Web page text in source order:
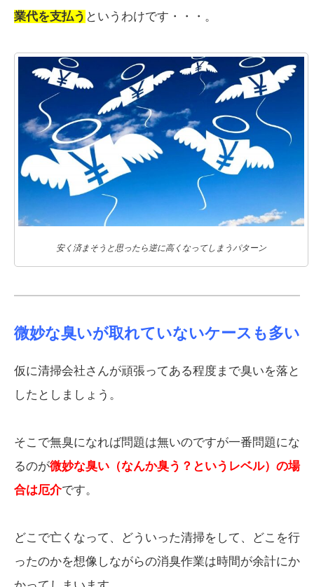
業代を支払う というわけです・・・。
安く済まそうと思ったら逆に高くなってしまうパターン
微妙な臭いが取れていないケースも多い
仮に清掃会社さんが頑張ってある程度まで臭いを落と
したとしましょう。
そこで無臭になれば問題は無いのですが一番問題にな
るのが微妙な臭い（なんか臭う？というレベル）の場
合は厄介です。
どこで亡くなって、どういった清掃をして、どこを行
ったのかを想像しながらの消臭作業は時間が余計にか